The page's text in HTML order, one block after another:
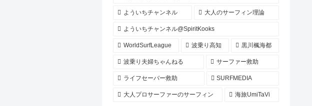
よういちチャンネル 大人のサーフィン理論
よういちチャンネル@SpiritKooks
WorldSurfLeague 波乗り高知 黒川楓海都
波乗り夫婦ちゃんねる サーファー救助
ライフセーバー救助 SURFMEDIA
大人プロサーファーのサーフィン 海旅UmiTaVi